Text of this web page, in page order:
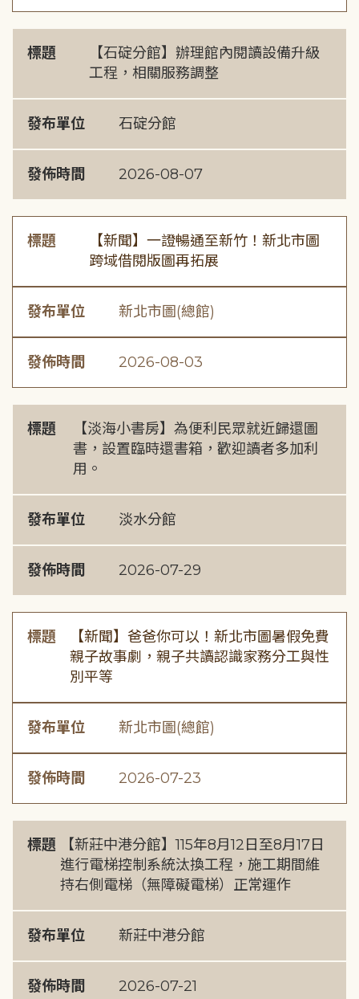
標題
【石碇分館】辦理館內閱讀設備升級
工程，相關服務調整
發布單位 石碇分館
發佈時間 2026-08-07
標題
【新聞】一證暢通至新竹！新北市圖
跨域借閱版圖再拓展
發布單位 新北市圖(總館)
發佈時間 2026-08-03
標題
【淡海小書房】為便利民眾就近歸還圖
書，設置臨時還書箱，歡迎讀者多加利
用。
發布單位 淡水分館
發佈時間 2026-07-29
標題
【新聞】爸爸你可以！新北市圖暑假免費
親子故事劇，親子共讀認識家務分工與性
別平等
發布單位 新北市圖(總館)
發佈時間 2026-07-23
標題
【新莊中港分館】115年8月12日至8月17日
進行電梯控制系統汰換工程，施工期間維
持右側電梯（無障礙電梯）正常運作
發布單位 新莊中港分館
發佈時間 2026-07-21